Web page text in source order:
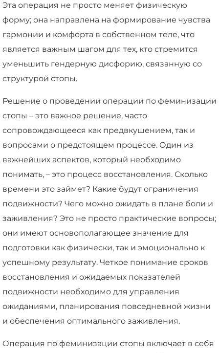
Эта операция не просто меняет физическую
форму; она направлена на формирование чувства
гармонии и комфорта в собственном теле, что
является важным шагом для тех, кто стремится
уменьшить гендерную дисфорию, связанную со
структурой стопы.
Решение о проведении операции по феминизации
стопы – это важное решение, часто
сопровождающееся как предвкушением, так и
вопросами о предстоящем процессе. Один из
важнейших аспектов, который необходимо
понимать, – это процесс восстановления. Сколько
времени это займет? Какие будут ограничения
подвижности? Чего можно ожидать в плане боли и
заживления? Это не просто практические вопросы;
они имеют основополагающее значение для
подготовки как физически, так и эмоционально к
успешному результату. Четкое понимание сроков
восстановления и ожидаемых показателей
подвижности необходимо для управления
ожиданиями, планирования повседневной жизни
и обеспечения оптимального заживления.
Операция по феминизации стопы включает в себя